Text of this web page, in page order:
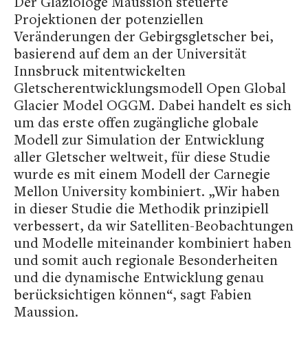
Projektionen der potenziellen
Veränderungen der Gebirgsgletscher bei,
basierend auf dem an der Universität
Innsbruck mitentwickelten
Gletscherentwicklungsmodell Open Global
Glacier Model OGGM. Dabei handelt es sich
um das erste offen zugängliche globale
Modell zur Simulation der Entwicklung
aller Gletscher weltweit, für diese Studie
wurde es mit einem Modell der Carnegie
Mellon University kombiniert. „Wir haben
in dieser Studie die Methodik prinzipiell
verbessert, da wir Satelliten-Beobachtungen
und Modelle miteinander kombiniert haben
und somit auch regionale Besonderheiten
und die dynamische Entwicklung genau
berücksichtigen können“, sagt Fabien
Maussion.